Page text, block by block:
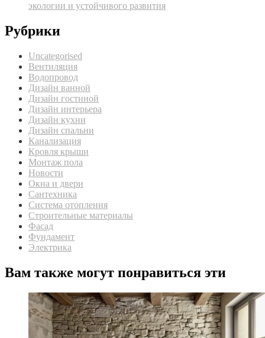
экологии и устойчивого развития
Рубрики
Uncategorised
Вентиляция
Водопровод
Дизайн ванной
Дизайн гостиной
Дизайн интерьера
Дизайн кухни
Дизайн спальни
Канализация
Кровля крыши
Монтаж пола
Новости
Окна и двери
Сантехника
Система отопления
Строительные материалы
Фасад
Фундамент
Электрика
Вам также могут понравиться эти